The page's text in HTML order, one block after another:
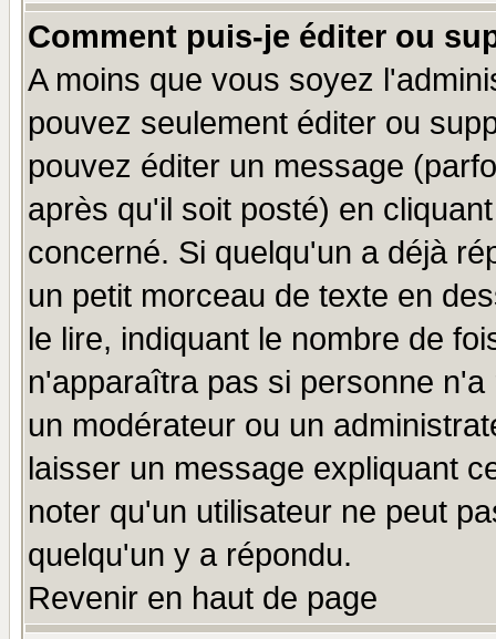
Comment puis-je éditer ou
A moins que vous soyez
pouvez seulement éditer ou
pouvez éditer un message
après qu'il soit posté) en
concerné. Si quelqu'un a déjà
un petit morceau de texte en
le lire, indiquant le nombre de
n'apparaîtra pas si personne
un modérateur ou un
laisser un message expliquant
noter qu'un utilisateur ne peut
quelqu'un y a répondu.
Revenir en haut de page